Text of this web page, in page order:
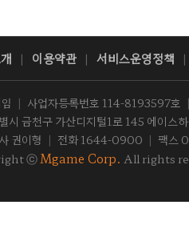
| 이용약관 | 서비스운영정책 |
| 사업자등록번호 114-8193597호
시 금천구 가산디지털1로 145 에이스
권이형 | 전화 1644-0900 | 팩스
ⓒ Mgame Corp. All rights